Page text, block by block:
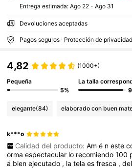
Entrega estimada: Ago 22 - Ago 31
Devoluciones aceptadas
Pagos seguros · Protección de privacidad
4,82 (1000+)
Pequeña
5%
La talla
elegante(84) elaborado con buen
k***o
Calidad del producto: Am é n este
ormaespectacular lo recomiendo100
á bienejecutado , latelaesfresca ,